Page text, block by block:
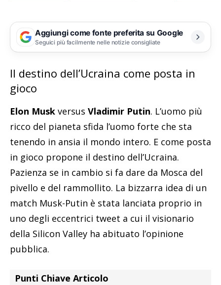
Aggiungi come fonte preferita su Google
Seguici più facilmente nelle notizie consigliate
Il destino dell’Ucraina come posta in
gioco
Elon Musk versus Vladimir Putin. L’uomo più
ricco del pianeta sfida l’uomo forte che sta
tenendo in ansia il mondo intero. E come posta
in gioco propone il destino dell’Ucraina.
Pazienza se in cambio si fa dare da Mosca del
pivello e del rammollito. La bizzarra idea di un
match Musk-Putin è stata lanciata proprio in
uno degli eccentrici tweet a cui il visionario
della Silicon Valley ha abituato l’opinione
pubblica.
Punti Chiave Articolo